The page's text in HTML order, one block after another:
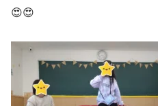
😍😍